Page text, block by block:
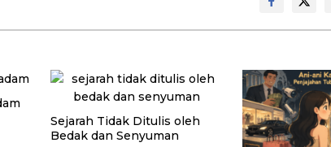
Sejarah Tidak Ditulis oleh
Bedak dan Senyuman